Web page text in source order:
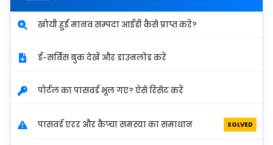
खोयी हुई मानव सम्पदा आईडी कैसे प्राप्त करें?
ई-सर्विस बुक देखें और डाउनलोड करें
पोर्टल का पासवर्ड भूल गए? ऐसे रिसेट करें
पासवर्ड एरर और कैप्चा समस्या का समाधान SOLVED